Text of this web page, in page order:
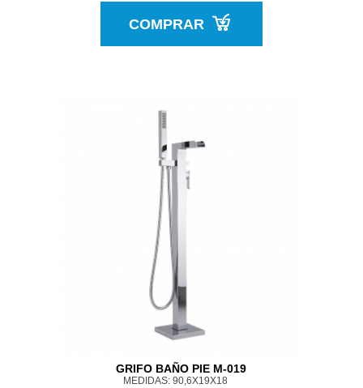
COMPRAR
GRIFO BAÑO PIE M-019
MEDIDAS: 90,6X19X18